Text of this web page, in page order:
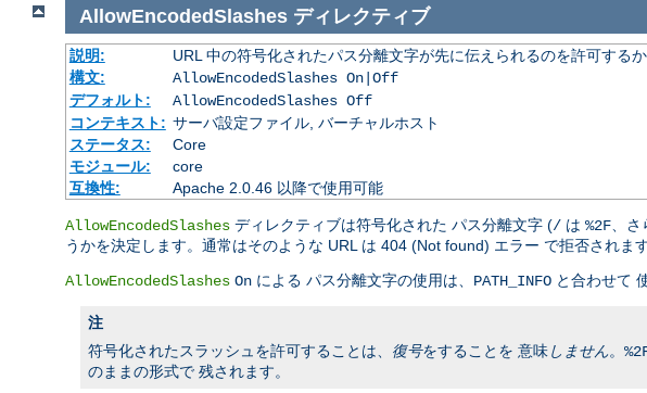
AllowEncodedSlashes ディレクティブ
説明:
URL 中の符号化されたパス分離文字が先に伝えられるのを許可する
構文:
AllowEncodedSlashes On|Off
デフォルト:
AllowEncodedSlashes Off
コンテキスト: サーバ設定ファイル, バーチャルホスト
ステータス:
Core
モジュール:
core
互換性:
Apache 2.0.46 以降で使用可能
AllowEncodedSlashes ディレクティブは符号化された パス分離文字 (/ は %2F 、
うかを決定します。通常はそのような URL は 404 (Not found) エラー で拒否されます
AllowEncodedSlashes On による パス分離文字の使用は、 PATH_INFO と合わせて
注
符号化されたスラッシュを許可することは、 復号をすることを 意味しません。
のままの形式で 残されます。